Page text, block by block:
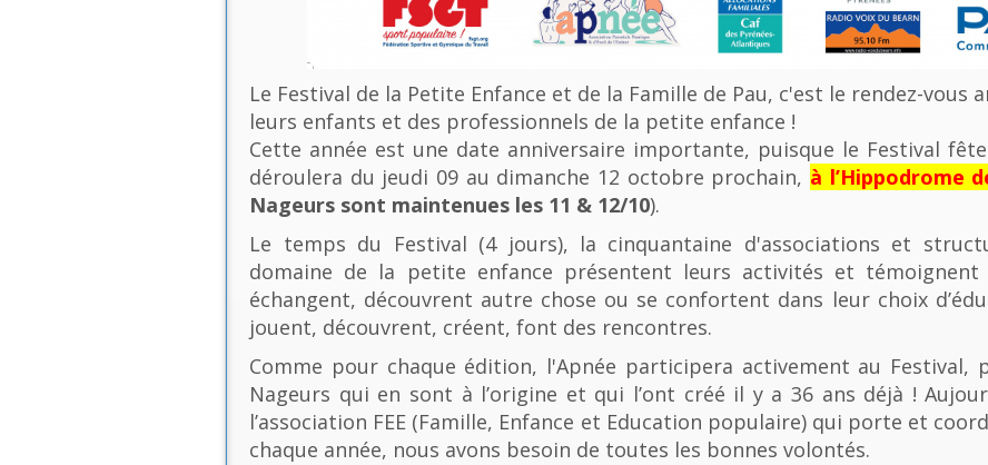
Le Festival de la Petite Enfance et de la Famille de Pau, c'est le rendez-vous
leurs enfants et des professionnels de la petite enfance !
Cette année est une date anniversaire importante, puisque le Festival
déroulera du jeudi 09 au dimanche 12 octobre prochain, à l’Hippodrome
Nageurs sont maintenues les 11 & 12/10).
Le temps du Festival (4 jours), la cinquantaine d'associations et
domaine de la petite enfance présentent leurs activités et
échangent, découvrent autre chose ou se confortent dans leur choix
jouent, découvrent, créent, font des rencontres.
Comme pour chaque édition, l'Apnée participera activement au Festival,
Nageurs qui en sont à l’origine et qui l’ont créé il y a 36 ans déjà !
l’association FEE (Famille, Enfance et Education populaire) qui porte et
chaque année, nous avons besoin de toutes les bonnes volontés.